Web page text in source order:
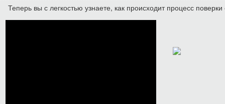
Теперь вы с легкостью узнаете, как происходит процесс поверки